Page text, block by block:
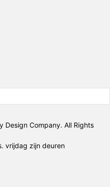
Design Company. All Rights
vrijdag zijn deuren